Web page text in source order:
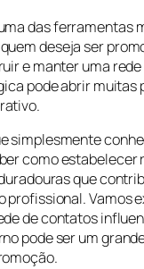
das ferramentas
deseja ser
e manter uma
pode abrir muitas
simplesmente
como estabelecer
que
profissional. Vamos
de contatos
pode ser um